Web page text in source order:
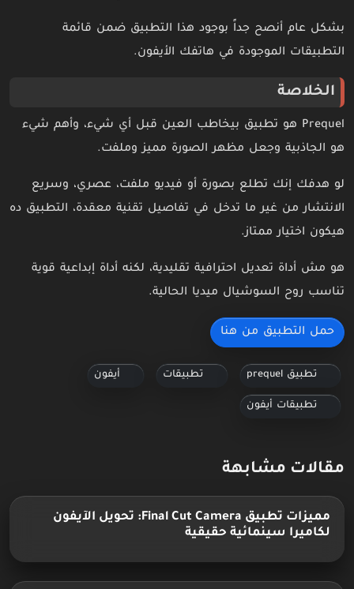
بشكل عام أنصح جداً بوجود هذا التطبيق ضمن قائمة
التطبيقات الموجودة في هاتفك الأيفون.
الخلاصة
Prequel هو تطبيق بيخاطب العين قبل أي شيء، وأهم شيء
هو الجاذبية وجعل مظهر الصورة مميز وملفت.
لو هدفك إنك تطلع بصورة أو فيديو ملفت، عصري، وسريع
الانتشار من غير ما تدخل في تفاصيل تقنية معقدة، التطبيق ده
هيكون اختيار ممتاز.
هو مش أداة تعديل احترافية تقليدية، لكنه أداة إبداعية قوية
تناسب روح السوشيال ميديا الحالية.
حمل التطبيق من هنا
تطبيق prequel تطبيقات أيفون
تطبيقات أيفون
مقالات مشابهة
مميزات تطبيق Final Cut Camera: تحويل الآيفون
لكاميرا سينمائية حقيقية